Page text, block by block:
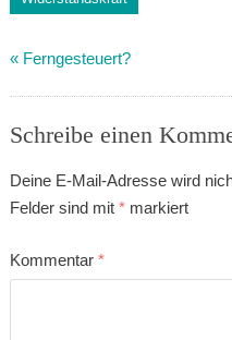
« Ferngesteuert?
Schreibe einen
Deine E-Mail-Adresse wird
Felder sind mit *markiert
Kommentar *